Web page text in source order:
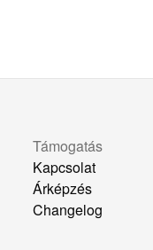
Támogatás
Kapcsolat
Árképzés
Changelog